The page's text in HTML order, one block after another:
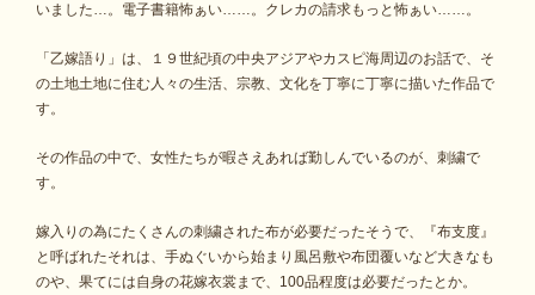
いました…。電子書籍怖ぁい……。クレカの請求もっと怖ぁい……。
「乙嫁語り」は、１９世紀頃の中央アジアやカスピ海周辺のお話で、そ
の土地土地に住む人々の生活、宗教、文化を丁寧に丁寧に描いた作品で
す。
その作品の中で、女性たちが暇さえあれば勤しんでいるのが、刺繍で
す。
嫁入りの為にたくさんの刺繍された布が必要だったそうで、『布支度』
と呼ばれたそれは、手ぬぐいから始まり風呂敷や布団覆いなど大きなも
のや、果てには自身の花嫁衣裳まで、100品程度は必要だったとか。